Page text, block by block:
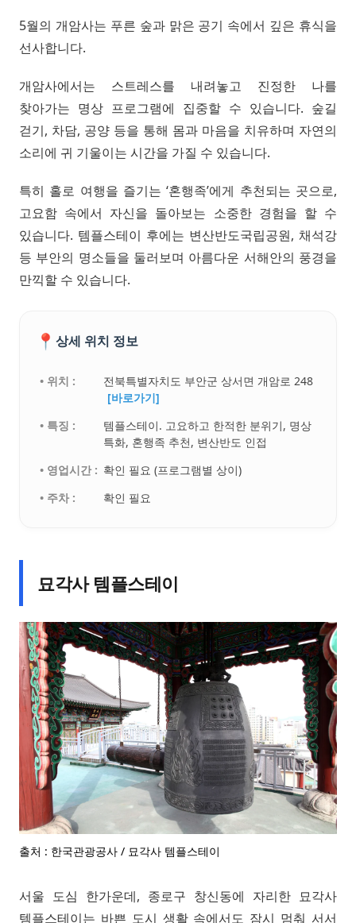
5월의 개암사는 푸른 숲과 맑은 공기 속에서 깊은 휴식을
선사합니다.
개암사에서는 스트레스를 내려놓고 진정한 나를
찾아가는 명상 프로그램에 집중할 수 있습니다. 숲길
걷기, 차담, 공양 등을 통해 몸과 마음을 치유하며 자연의
소리에 귀 기울이는 시간을 가질 수 있습니다.
특히 홀로 여행을 즐기는 ‘혼행족’에게 추천되는 곳으로,
고요함 속에서 자신을 돌아보는 소중한 경험을 할 수
있습니다. 템플스테이 후에는 변산반도국립공원, 채석강
등 부안의 명소들을 둘러보며 아름다운 서해안의 풍경을
만끽할 수 있습니다.
📍 상세 위치 정보
• 위치 :
전북특별자치도 부안군 상서면 개암로 248
[바로가기]
• 특징 :
템플스테이. 고요하고 한적한 분위기, 명상
특화, 혼행족 추천, 변산반도 인접
• 영업시간 : 확인 필요 (프로그램별 상이)
• 주차 :
확인 필요
묘각사 템플스테이
출처 : 한국관광공사 / 묘각사 템플스테이
서울 도심 한가운데, 종로구 창신동에 자리한 묘각사
템플스테이는 바쁜 도시 생활 속에서도 잠시 멈춰 서서